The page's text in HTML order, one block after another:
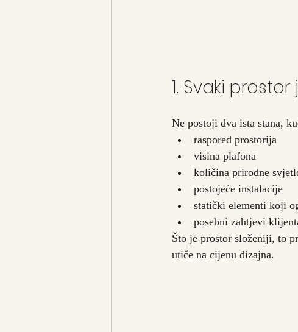
1. Svaki
Ne postoji dva ista stana,
raspored prostorija
visina plafona
količina prirodne
postojeće instalacije
statički elementi koji
posebni zahtjevi
Što je prostor složeniji, to
utiče na cijenu dizajna.